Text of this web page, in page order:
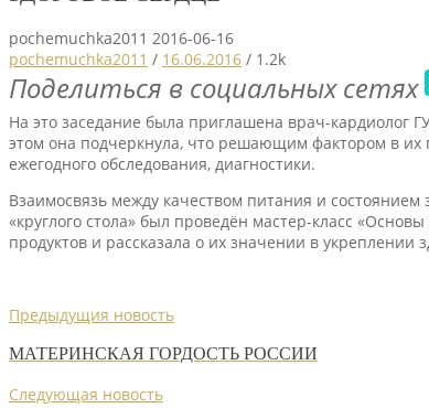
pochemuchka2011 2016-06-16
pochemuchka2011 / 16.06.2016 / 1.2k
Поделиться в социальных сетях
На это заседание была приглашена врач-кардиолог
этом она подчеркнула, что решающим фактором в их
ежегодного обследования, диагностики.
Взаимосвязь между качеством питания и
«круглого стола» был проведён мастер-класс
продуктов и рассказала о их значении в укреплении
Предыдущия новость
МАТЕРИНСКАЯ ГОРДОСТЬ РОССИИ
Следующая новость